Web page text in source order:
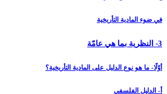
في ضوء المادية التأريخية
3- النظرية بما هي عامّة
أوّلًا- ما هو نوع الدليل على المادية التأريخية؟
أ- الدليل الفلسفي